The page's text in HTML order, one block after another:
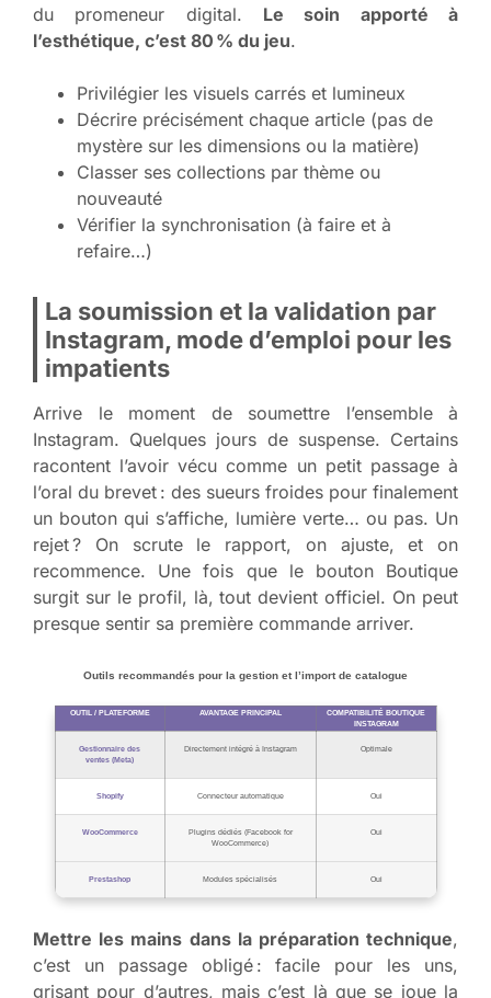
du promeneur digital. Le soin apporté à
l’esthétique, c’est 80 % du jeu.
Privilégier les visuels carrés et lumineux
Décrire précisément chaque article (pas de
mystère sur les dimensions ou la matière)
Classer ses collections par thème ou
nouveauté
Vérifier la synchronisation (à faire et à
refaire…)
La soumission et la validation par
Instagram, mode d’emploi pour les
impatients
Arrive le moment de soumettre l’ensemble à
Instagram. Quelques jours de suspense. Certains
racontent l’avoir vécu comme un petit passage à
l’oral du brevet : des sueurs froides pour finalement
un bouton qui s’affiche, lumière verte… ou pas. Un
rejet ? On scrute le rapport, on ajuste, et on
recommence. Une fois que le bouton Boutique
surgit sur le profil, là, tout devient officiel. On peut
presque sentir sa première commande arriver.
Outils recommandés pour la gestion et l’import de catalogue
OUTIL / PLATEFORME AVANTAGE PRINCIPAL
COMPATIBILITÉ BOUTIQUE
INSTAGRAM
Gestionnaire des
ventes (Meta)
Directement intégré à Instagram Optimale
Shopify Connecteur automatique Oui
WooCommerce
Plugins dédiés (Facebook for
WooCommerce)
Oui
Prestashop Modules spécialisés Oui
Mettre les mains dans la préparation technique,
c’est un passage obligé : facile pour les uns,
grisant pour d’autres, mais c’est là que se joue la